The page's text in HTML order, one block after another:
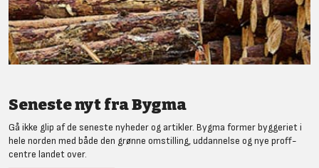
Seneste nyt fra Bygma
Gå ikke glip af de seneste nyheder og artikler. Bygma former byggeriet i
hele norden med både den grønne omstilling, uddannelse og nye proff-
centre landet over.